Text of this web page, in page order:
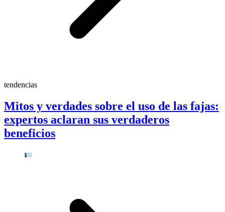
tendencias
Mitos y verdades sobre el uso de las fajas:
expertos aclaran sus verdaderos
beneficios